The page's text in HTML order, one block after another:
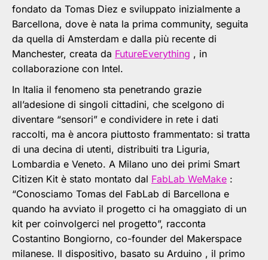
fondato da Tomas Diez e sviluppato inizialmente a
Barcellona, dove è nata la prima community, seguita
da quella di Amsterdam e dalla più recente di
Manchester, creata da FutureEverything , in
collaborazione con Intel.
In Italia il fenomeno sta penetrando grazie
all’adesione di singoli cittadini, che scelgono di
diventare “sensori” e condividere in rete i dati
raccolti, ma è ancora piuttosto frammentato: si tratta
di una decina di utenti, distribuiti tra Liguria,
Lombardia e Veneto. A Milano uno dei primi Smart
Citizen Kit è stato montato dal FabLab WeMake :
“Conosciamo Tomas del FabLab di Barcellona e
quando ha avviato il progetto ci ha omaggiato di un
kit per coinvolgerci nel progetto”, racconta
Costantino Bongiorno, co-founder del Makerspace
milanese. Il dispositivo, basato su Arduino , il primo